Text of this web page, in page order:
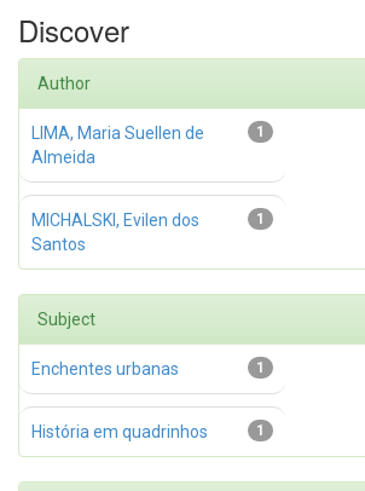
Discover
Author
1
LIMA, Maria Suellen de
Almeida
1
MICHALSKI, Evilen dos
Santos
Subject
1
Enchentes urbanas
1
História em quadrinhos